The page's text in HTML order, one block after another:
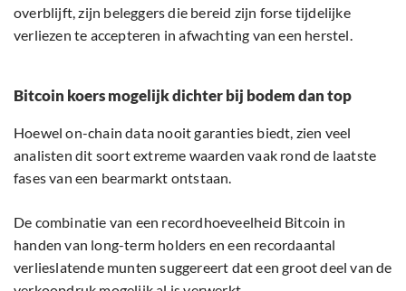
overblijft, zijn beleggers die bereid zijn forse tijdelijke
verliezen te accepteren in afwachting van een herstel.
Bitcoin koers mogelijk dichter bij bodem dan top
Hoewel on-chain data nooit garanties biedt, zien veel
analisten dit soort extreme waarden vaak rond de laatste
fases van een bearmarkt ontstaan.
De combinatie van een recordhoeveelheid Bitcoin in
handen van long-term holders en een recordaantal
verlieslatende munten suggereert dat een groot deel van de